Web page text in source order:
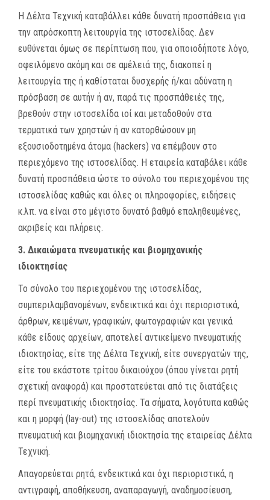
Η Δέλτα Τεχνική καταβάλλει κάθε δυνατή προσπάθεια για
την απρόσκοπτη λειτουργία της ιστοσελίδας. Δεν
ευθύνεται όμως σε περίπτωση που, για οποιοδήποτε λόγο,
οφειλόμενο ακόμη και σε αμέλειά της, διακοπεί η
λειτουργία της ή καθίσταται δυσχερής ή/και αδύνατη η
πρόσβαση σε αυτήν ή αν, παρά τις προσπάθειές της,
βρεθούν στην ιστοσελίδα ιοί και μεταδοθούν στα
τερματικά των χρηστών ή αν κατορθώσουν μη
εξουσιοδοτημένα άτομα (hackers) να επέμβουν στο
περιεχόμενο της ιστοσελίδας. Η εταιρεία καταβάλει κάθε
δυνατή προσπάθεια ώστε το σύνολο του περιεχομένου της
ιστοσελίδας καθώς και όλες οι πληροφορίες, ειδήσεις
κ.λπ. να είναι στο μέγιστο δυνατό βαθμό επαληθευμένες,
ακριβείς και πλήρεις.
3. Δικαιώματα πνευματικής και βιομηχανικής
ιδιοκτησίας
Το σύνολο του περιεχομένου της ιστοσελίδας,
συμπεριλαμβανομένων, ενδεικτικά και όχι περιοριστικά,
άρθρων, κειμένων, γραφικών, φωτογραφιών και γενικά
κάθε είδους αρχείων, αποτελεί αντικείμενο πνευματικής
ιδιοκτησίας, είτε της Δέλτα Τεχνική, είτε συνεργατών της,
είτε του εκάστοτε τρίτου δικαιούχου (όπου γίνεται ρητή
σχετική αναφορά) και προστατεύεται από τις διατάξεις
περί πνευματικής ιδιοκτησίας. Τα σήματα, λογότυπα καθώς
και η μορφή (lay-out) της ιστοσελίδας αποτελούν
πνευματική και βιομηχανική ιδιοκτησία της εταιρείας Δέλτα
Τεχνική.
Απαγορεύεται ρητά, ενδεικτικά και όχι περιοριστικά, η
αντιγραφή, αποθήκευση, αναπαραγωγή, αναδημοσίευση,